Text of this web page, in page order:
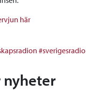
här
#sverigesradio
nyheter